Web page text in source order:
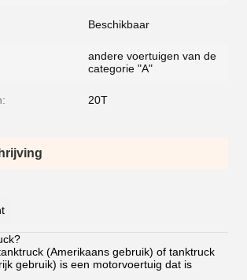
Beschikbaar
andere voertuigen van de
categorie "A"
20T
(Amerikaans gebruik) of tanktruck
gebruik) is een motorvoertuig dat is